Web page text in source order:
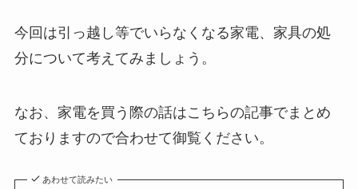
今回は引っ越し等でいらなくなる家電、家具の処
分について考えてみましょう。
なお、家電を買う際の話はこちらの記事でまとめ
ておりますので合わせて御覧ください。
あわせて読みたい